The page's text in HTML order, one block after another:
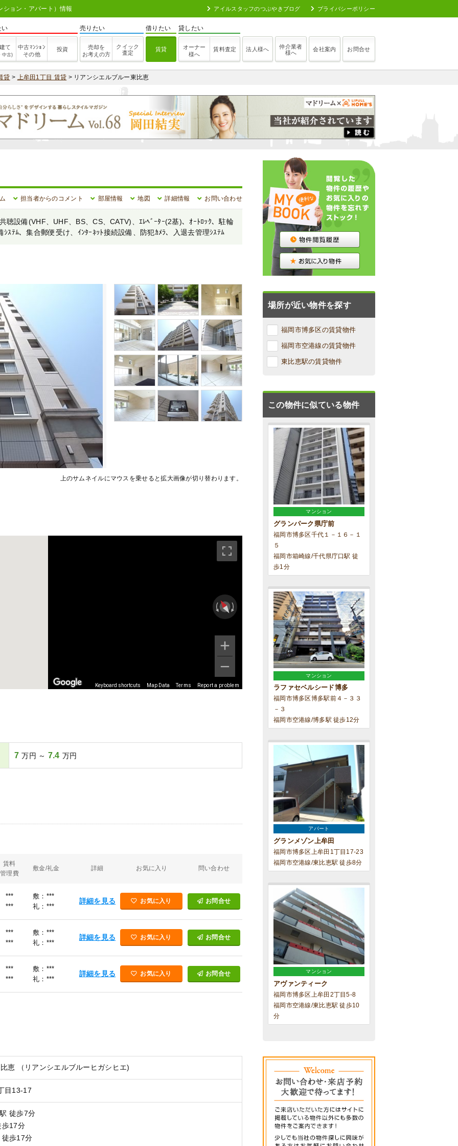
ション・アパート）情報 アイルスタッフのつぶやきブログ プライバシーポリシー
い
て
中古)
中古ﾏﾝｼｮﾝ
その他
投資
売りたい
売却を
お考えの方
クイック
査定
借りたい
賃貸
貸したい
オーナー
様へ
賃料査定 法人様へ
仲介業者
様へ
会社案内 お問合せ
貸 > 上牟田1丁目 賃貸 > リアンシエルブルー東比恵
担当者からのコメント 部屋情報 地図 詳細情報 お問い合わせ
聴設備(VHF、UHF、BS、CS、CATV)、ｴﾚﾍﾞｰﾀｰ(2基)、ｵｰﾄﾛｯｸ、駐輪
ｽﾃﾑ、集合郵便受け、ｲﾝﾀｰﾈｯﾄ接続設備、防犯ｶﾒﾗ、入退去管理ｼｽﾃﾑ
上のサムネイルにマウスを乗せると拡大画像が切り替わります。
Keyboard shortcuts Map Data Terms Report a problem
7 万円 ～ 7.4 万円
賃料
管理費
敷金/礼金 詳細 お気に入り 問い合わせ
***
***
敷：***
礼：***
詳細を見る お気に入り お問合せ
***
***
敷：***
礼：***
詳細を見る お気に入り お問合せ
***
***
敷：***
礼：***
詳細を見る お気に入り お問合せ
恵 （リアンシエルブルーヒガシヒエ)
目13-17
徒歩7分
歩17分
徒歩17分
場所が近い物件を探す
福岡市博多区の賃貸物件
福岡市空港線の賃貸物件
東比恵駅の賃貸物件
この物件に似ている物件
マンション
グランパーク県庁前
福岡市博多区千代１－１６－１
５
福岡市箱崎線/千代県庁口駅 徒
歩1分
マンション
ラファセベルシード博多
福岡市博多区博多駅前４－３３
－３
福岡市空港線/博多駅 徒歩12分
アパート
グランメゾン上牟田
福岡市博多区上牟田1丁目17-23
福岡市空港線/東比恵駅 徒歩8分
マンション
アヴァンティーク
福岡市博多区上牟田2丁目5-8
福岡市空港線/東比恵駅 徒歩10
分